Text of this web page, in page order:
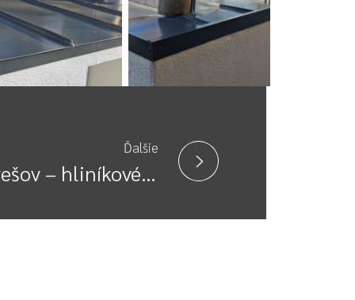
Ďalšie
Prešov – hliníkové oplotenie